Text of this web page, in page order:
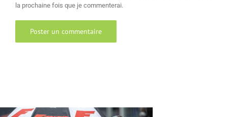
la prochaine fois que je commenterai.